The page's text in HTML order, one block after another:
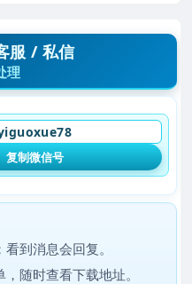
服 / 私信
理
复制微信号
到消息会回复。
，随时查看下载地址。